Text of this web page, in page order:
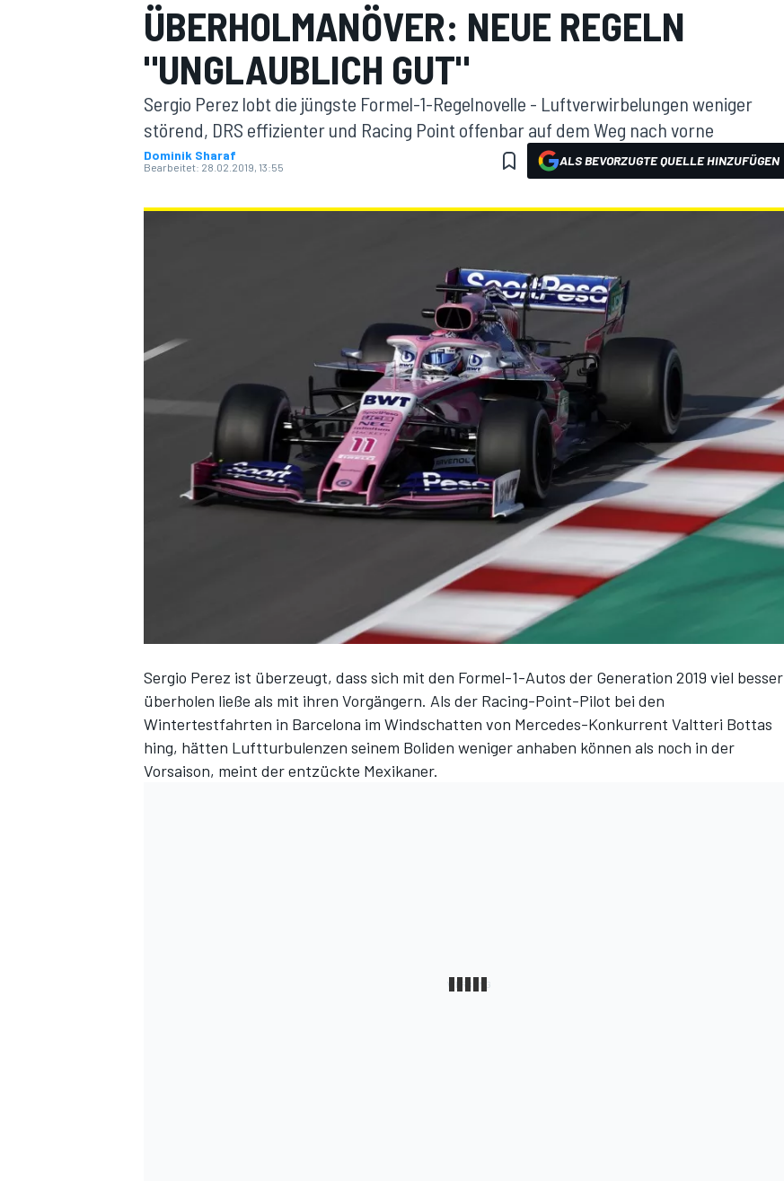
MOTOGP
ÜBERHOLMANÖVER: NEUE REGELN
"UNGLAUBLICH GUT"
Sergio Perez lobt die jüngste Formel-1-Regelnovelle - Luftverwirbelungen weniger
störend, DRS effizienter und Racing Point offenbar auf dem Weg nach vorne
Dominik Sharaf
Bearbeitet: 28.02.2019, 13:55 ALS BEVORZUGTE QUELLE HINZUFÜGEN
Sergio Perez ist überzeugt, dass sich mit den Formel-1-Autos der Generation 2019 viel besser
überholen ließe als mit ihren Vorgängern. Als der Racing-Point-Pilot bei den
Wintertestfahrten in Barcelona im Windschatten von Mercedes-Konkurrent Valtteri Bottas
hing, hätten Luftturbulenzen seinem Boliden weniger anhaben können als noch in der
Vorsaison, meint der entzückte Mexikaner.